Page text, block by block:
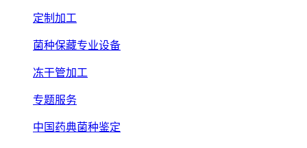
定制加工
菌种保藏专业设备
冻干管加工
专题服务
中国药典菌种鉴定